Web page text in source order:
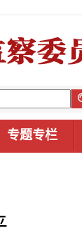
专题专栏